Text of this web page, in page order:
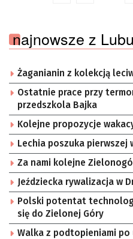
najnowsze z
Żaganianin z kolekcją
Ostatnie prace przy
przedszkola Bajka
Kolejne propozycje
Lechia poszuka pierwszej
Za nami kolejne
Jeździecka rywalizacja w
Polski potentat
się do Zielonej Góry
Walka z podtopieniami